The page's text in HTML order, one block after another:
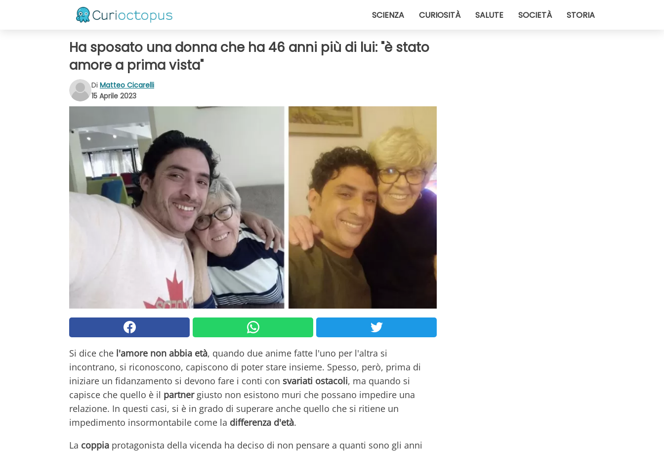
SCIENZA CURIOSITÀ SALUTE SOCIETÀ STORIA
Ha sposato una donna che ha 46 anni più di lui: "è stato
amore a prima vista"
Di Matteo Cicarelli
15 Aprile 2023
Si dice che l'amore non abbia età, quando due anime fatte l'uno per l'altra si
incontrano, si riconoscono, capiscono di poter stare insieme. Spesso, però, prima di
iniziare un fidanzamento si devono fare i conti con svariati ostacoli, ma quando si
capisce che quello è il partnergiusto non esistono muri che possano impedire una
relazione. In questi casi, si è in grado di superare anche quello che si ritiene un
impedimento insormontabile come la differenza d'età.
La coppia protagonista della vicenda ha deciso di non pensare a quanti sono gli anni